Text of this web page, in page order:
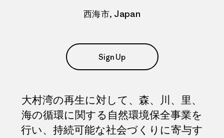
西海市, Japan
Sign Up
大村湾の再生に対して、森、川、里、
海の循環に関する自然環境保全事業を
行い、持続可能な社会づくりに寄与す